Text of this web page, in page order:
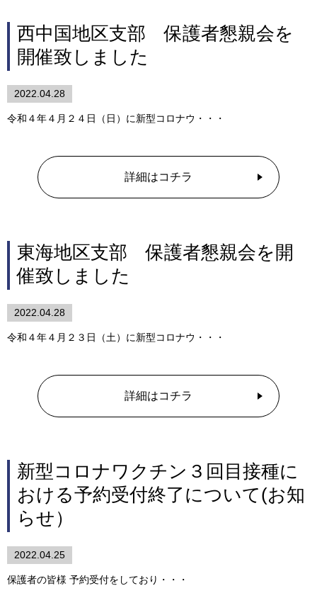
西中国地区支部 保護者懇親会を
開催致しました
2022.04.28
令和４年４月２４日（日）に新型コロナウ・・・
詳細はコチラ
東海地区支部 保護者懇親会を開
催致しました
2022.04.28
令和４年４月２３日（土）に新型コロナウ・・・
詳細はコチラ
新型コロナワクチン３回目接種に
おける予約受付終了について(お知
らせ）
2022.04.25
保護者の皆様 予約受付をしており・・・